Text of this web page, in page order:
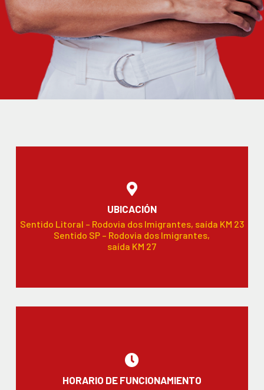
UBICACIÓN
Sentido Litoral – Rodovia dos Imigrantes, saída KM 23
Sentido SP – Rodovia dos Imigrantes,
saída KM 27
HORARIO DE FUNCIONAMIENTO